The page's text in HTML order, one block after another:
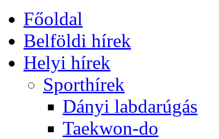
Főoldal
Belföldi hírek
Helyi hírek
Sporthírek
Dányi labdarúgás
Taekwon-do